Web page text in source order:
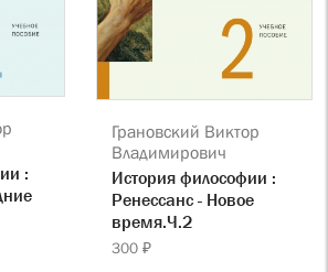
:
Грановский Виктор
Владимирович
История философии :
Ренессанс - Новое
время.Ч.2
300 ₽